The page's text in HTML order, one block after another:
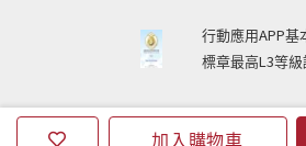
加入購物車
行動應用APP基
標章最高L3等